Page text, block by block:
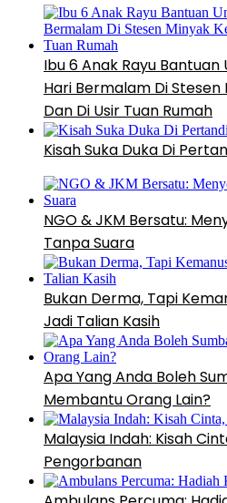
Ibu 6 Anak Rayu
Hari Bermalam Di
Dan Di Usir Tuan Rumah
Kisah Suka Duka Di
NGO & JKM Bersatu:
Tanpa Suara
Bukan Derma, Tapi
Jadi Talian Kasih
Apa Yang Anda Boleh
Membantu Orang Lain?
Malaysia Indah: Kisah
Pengorbanan